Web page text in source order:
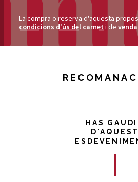
La compra o reserva d'aquesta
condicions d'ús del carnet i de
HAS
D'AQUEST